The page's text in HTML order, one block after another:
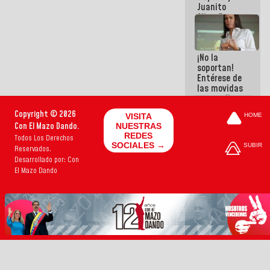
Juanito
Alimaña son
harina del
mismo
costal
¡No la
soportan!
Entérese de
las movidas
que realizan
cómplices
sacudírsela
Copyright © 2026
Con El Mazo Dando.
Todos Los Derechos
Reservados.
Desarrollado por: Con
El Mazo Dando
VISITA
NUESTRAS
REDES
SOCIALES →
HOME
SUBIR